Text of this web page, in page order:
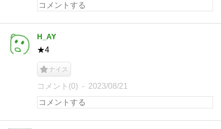
H_AY
★4
ナイス
コメント(0) 2023/08/21